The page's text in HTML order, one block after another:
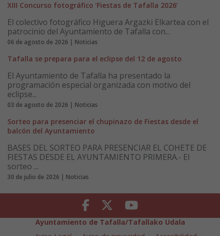
XIII Concurso fotográfico ‘Fiestas de Tafalla 2026’
El colectivo fotográfico Higuera Argazki Elkartea con el
patrocinio del Ayuntamiento de Tafalla con...
06 de agosto de 2026 | Noticias
Tafalla se prepara para el eclipse del 12 de agosto
El Ayuntamiento de Tafalla ha presentado la
programación especial organizada con motivo del
eclipse...
03 de agosto de 2026 | Noticias
Sorteo para presenciar el chupinazo de Fiestas desde el
balcón del Ayuntamiento
BASES DEL SORTEO PARA PRESENCIAR EL COHETE DE
FIESTAS DESDE EL AYUNTAMIENTO PRIMERA.- El
sorteo ...
30 de julio de 2026 | Noticias
Facebook Twitter Youtube
Ayuntamiento de Tafalla/Tafallako Udala